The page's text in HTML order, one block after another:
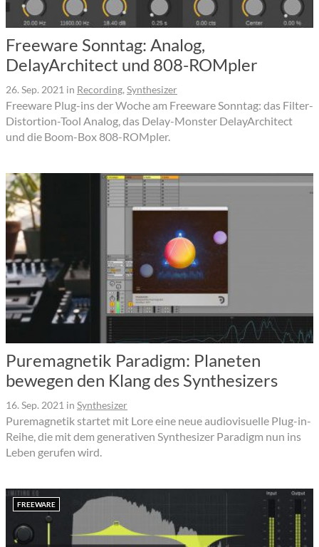
Freeware Sonntag: Analog,
DelayArchitect und 808-ROMpler
26. Sep. 2021 in Recording, Synthesizer
Freeware Plug-ins der Woche am Freeware Sonntag: das Filter-
Distortion-Tool Analog, das Delay-Monster DelayArchitect
und die Boom-Box 808-ROMpler.
Puremagnetik Paradigm: Planeten
bewegen den Klang des Synthesizers
16. Sep. 2021 in Synthesizer
Puremagnetik startet mit Lore eine neue audiovisuelle Plug-in-
Reihe, die mit dem generativen Synthesizer Paradigm nun ins
Leben gerufen wird.
FREEWARE